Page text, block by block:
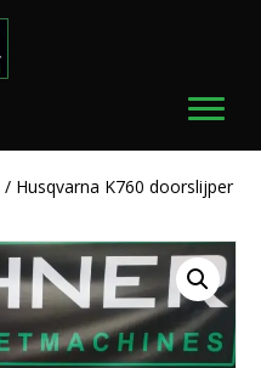
/ Husqvarna K760 doorslijper